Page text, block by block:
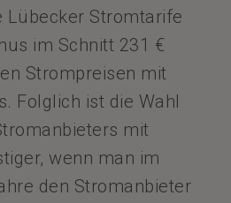
Lübecker Stromtarife
im Schnitt 231 €
Strompreisen mit
Folglich ist die Wahl
mit
wenn man im
den Stromanbieter